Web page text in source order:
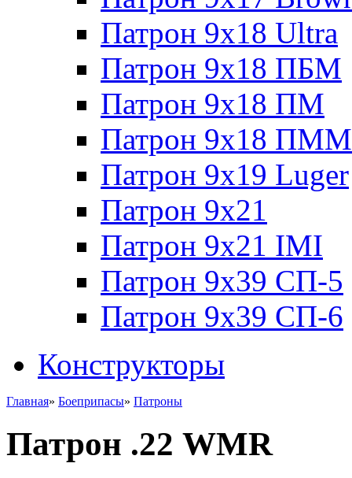
Патрон 9x18 Ultra
Патрон 9x18 ПБМ
Патрон 9x18 ПМ
Патрон 9x18 ПММ
Патрон 9x19 Luger
Патрон 9x21
Патрон 9x21 IMI
Патрон 9x39 СП-5
Патрон 9x39 СП-6
Конструкторы
Главная» Боеприпасы» Патроны
Патрон .22 WMR